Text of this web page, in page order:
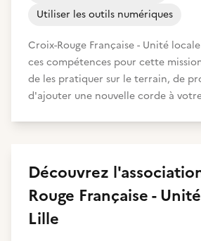
Utiliser les outils numériques
Croix-Rouge Française - Unité
ces compétences pour cette
de les pratiquer sur le terrain, de
d'ajouter une nouvelle corde à
Découvrez
Rouge Française -
Lille